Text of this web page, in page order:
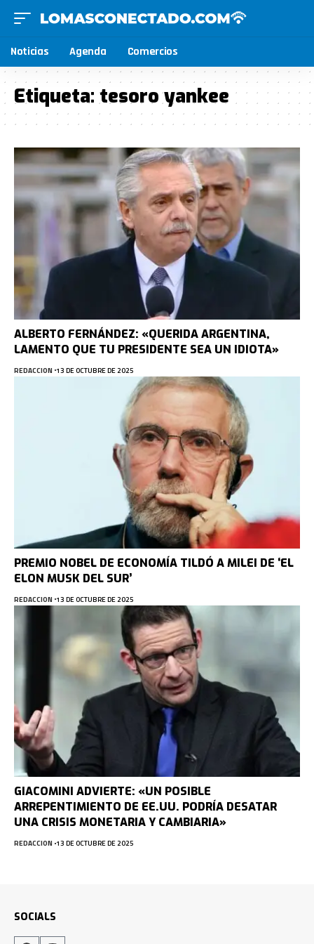
Noticias Agenda Comercios
Etiqueta:tesoro yankee
ALBERTO FERNÁNDEZ: «QUERIDA ARGENTINA,
LAMENTO QUE TU PRESIDENTE SEA UN IDIOTA»
REDACCION 13 DE OCTUBRE DE 2025
PREMIO NOBEL DE ECONOMÍA TILDÓ A MILEI DE ‘EL
ELON MUSK DEL SUR’
REDACCION 13 DE OCTUBRE DE 2025
GIACOMINI ADVIERTE: «UN POSIBLE
ARREPENTIMIENTO DE EE.UU. PODRÍA DESATAR
UNA CRISIS MONETARIA Y CAMBIARIA»
REDACCION 13 DE OCTUBRE DE 2025
SOCIALS